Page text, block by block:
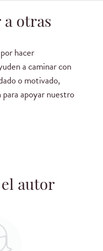
a otras
hacer
a caminar con
o motivado,
para apoyar nuestro
el autor